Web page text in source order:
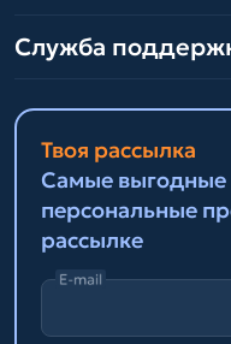
Служба
Твоя рассылка
Самые выгодные
персональные
рассылке
E-mail